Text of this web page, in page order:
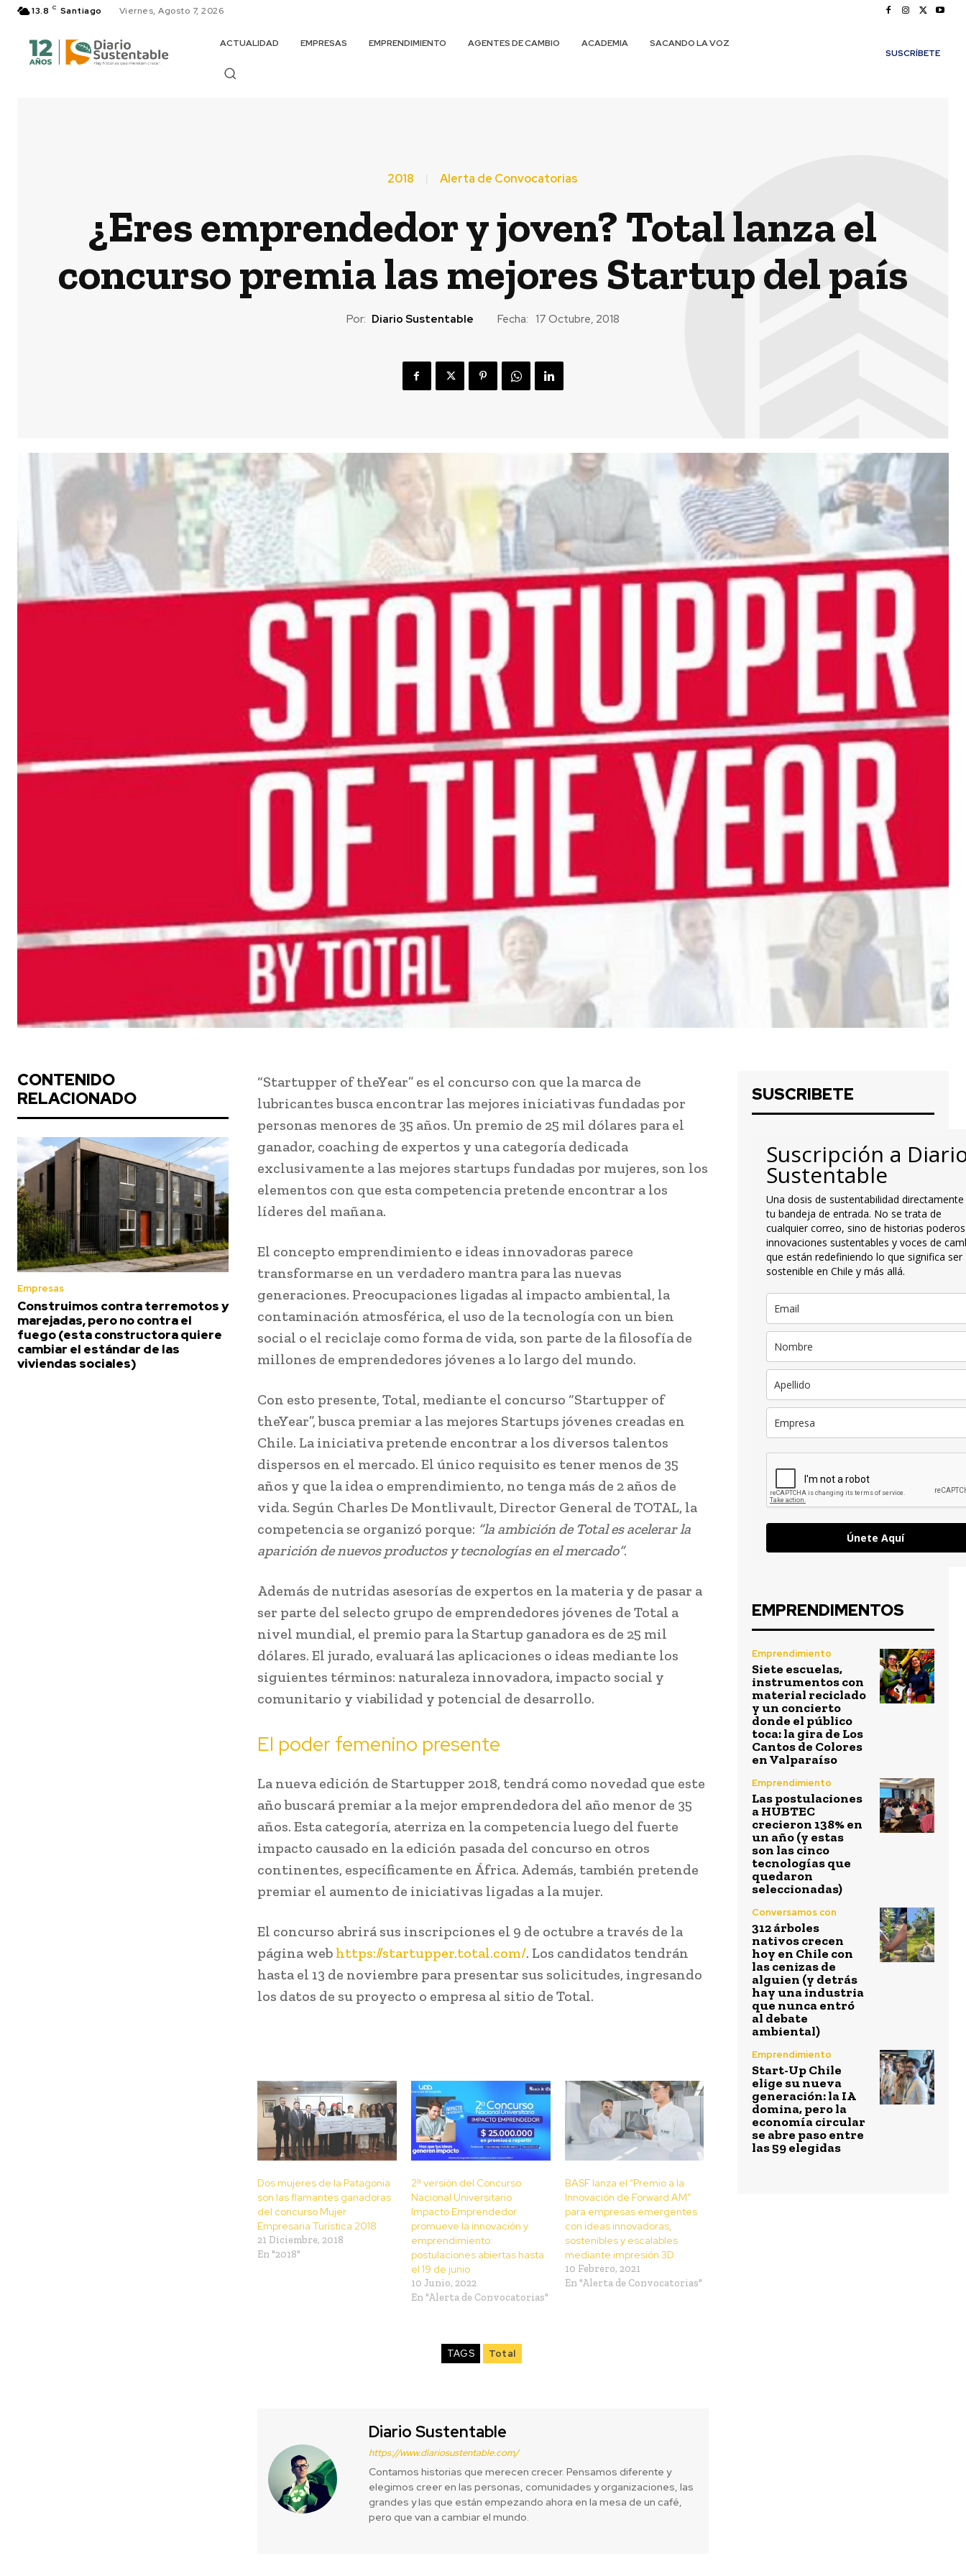
13.8 C Santiago Viernes, Agosto 7, 2026
ACTUALIDAD EMPRESAS EMPRENDIMIENTO AGENTES DE CAMBIO ACADEMIA
SACANDO LA VOZ
SUSCRÍBETE
2018 Alerta de Convocatorias
¿Eres emprendedor y joven? Total lanza el
concurso premia las mejores Startup del país
Por: Diario Sustentable Fecha: 17 Octubre, 2018
CONTENIDO
RELACIONADO
Empresas
Construimos contra terremotos y
marejadas, pero no contra el
fuego (esta constructora quiere
cambiar el estándar de las
viviendas sociales)
“Startupper of theYear” es el concurso con que la marca de
lubricantes busca encontrar las mejores iniciativas fundadas por
personas menores de 35 años. Un premio de 25 mil dólares para el
ganador, coaching de expertos y una categoría dedicada
exclusivamente a las mejores startups fundadas por mujeres, son los
elementos con que esta competencia pretende encontrar a los
líderes del mañana.
El concepto emprendimiento e ideas innovadoras parece
transformarse en un verdadero mantra para las nuevas
generaciones. Preocupaciones ligadas al impacto ambiental, la
contaminación atmosférica, el uso de la tecnología con un bien
social o el reciclaje como forma de vida, son parte de la filosofía de
millones de emprendedores jóvenes a lo largo del mundo.
Con esto presente, Total, mediante el concurso “Startupper of
theYear”, busca premiar a las mejores Startups jóvenes creadas en
Chile. La iniciativa pretende encontrar a los diversos talentos
dispersos en el mercado. El único requisito es tener menos de 35
años y que la idea o emprendimiento, no tenga más de 2 años de
vida. Según Charles De Montlivault, Director General de TOTAL, la
competencia se organizó porque: “la ambición de Total es acelerar la
aparición de nuevos productos y tecnologías en el mercado”.
Además de nutridas asesorías de expertos en la materia y de pasar a
ser parte del selecto grupo de emprendedores jóvenes de Total a
nivel mundial, el premio para la Startup ganadora es de 25 mil
dólares. El jurado, evaluará las aplicaciones o ideas mediante los
siguientes términos: naturaleza innovadora, impacto social y
comunitario y viabilidad y potencial de desarrollo.
El poder femenino presente
La nueva edición de Startupper 2018, tendrá como novedad que este
año buscará premiar a la mejor emprendedora del año menor de 35
años. Esta categoría, aterriza en la competencia luego del fuerte
impacto causado en la edición pasada del concurso en otros
continentes, específicamente en África. Además, también pretende
premiar el aumento de iniciativas ligadas a la mujer.
El concurso abrirá sus inscripciones el 9 de octubre a través de la
página web https://startupper.total.com/. Los candidatos tendrán
hasta el 13 de noviembre para presentar sus solicitudes, ingresando
los datos de su proyecto o empresa al sitio de Total.
Dos mujeres de la Patagonia
son las flamantes ganadoras
del concurso Mujer
Empresaria Turística 2018
21 Diciembre, 2018
En "2018"
2ª versión del Concurso
Nacional Universitario
Impacto Emprendedor
promueve la innovación y
emprendimiento:
postulaciones abiertas hasta
el 19 de junio
10 Junio, 2022
En "Alerta de Convocatorias"
BASF lanza el “Premio a la
Innovación de Forward AM”
para empresas emergentes
con ideas innovadoras,
sostenibles y escalables
mediante impresión 3D
10 Febrero, 2021
En "Alerta de Convocatorias"
TAGS Total
Diario Sustentable
https://www.diariosustentable.com/
Contamos historias que merecen crecer. Pensamos diferente y
elegimos creer en las personas, comunidades y organizaciones, las
grandes y las que están empezando ahora en la mesa de un café,
pero que van a cambiar el mundo.
SUSCRIBETE
Suscripción a
Sustentable
Una dosis de sustentabilidad
tu bandeja de entrada. No se trata de
cualquier correo, sino de historias
innovaciones sustentables y voces de
que están redefiniendo lo que significa ser
sostenible en Chile y más allá.
Únete Aquí
EMPRENDIMENTOS
Emprendimiento
Siete escuelas,
instrumentos con
material reciclado
y un concierto
donde el público
toca: la gira de Los
Cantos de Colores
en Valparaíso
Emprendimiento
Las postulaciones
a HUBTEC
crecieron 138% en
un año (y estas
son las cinco
tecnologías que
quedaron
seleccionadas)
Conversamos con
312 árboles
nativos crecen
hoy en Chile con
las cenizas de
alguien (y detrás
hay una industria
que nunca entró
al debate
ambiental)
Emprendimiento
Start-Up Chile
elige su nueva
generación: la IA
domina, pero la
economía circular
se abre paso entre
las 59 elegidas